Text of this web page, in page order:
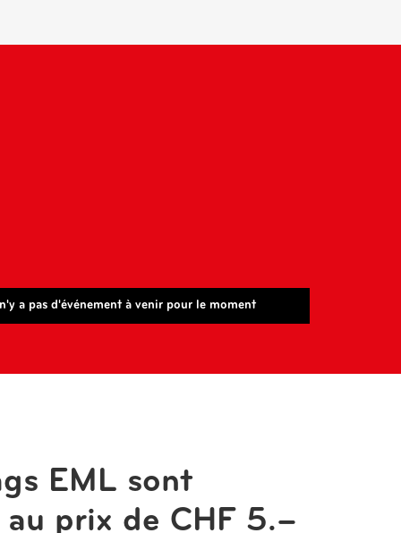
a pas d'événement à venir pour le moment
EML sont
prix de CHF 5.–